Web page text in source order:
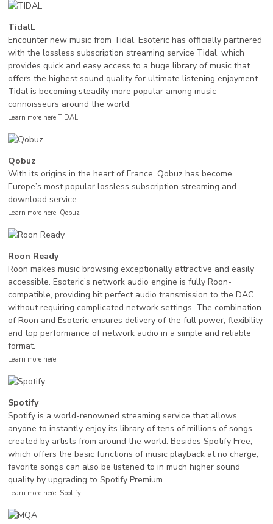
TidalL
Encounter new music from Tidal. Esoteric has officially partnered
with the lossless subscription streaming service Tidal, which
provides quick and easy access to a huge library of music that
offers the highest sound quality for ultimate listening enjoyment.
Tidal is becoming steadily more popular among music
connoisseurs around the world.
Learn more here TIDAL
Qobuz
With its origins in the heart of France, Qobuz has become
Europe’s most popular lossless subscription streaming and
download service.
Learn more here: Qobuz
Roon Ready
Roon makes music browsing exceptionally attractive and easily
accessible. Esoteric’s network audio engine is fully Roon-
compatible, providing bit perfect audio transmission to the DAC
without requiring complicated network settings. The combination
of Roon and Esoteric ensures delivery of the full power, flexibility
and top performance of network audio in a simple and reliable
format.
Learn more here
Spotify
Spotify is a world-renowned streaming service that allows
anyone to instantly enjoy its library of tens of millions of songs
created by artists from around the world. Besides Spotify Free,
which offers the basic functions of music playback at no charge,
favorite songs can also be listened to in much higher sound
quality by upgrading to Spotify Premium.
Learn more here: Spotify